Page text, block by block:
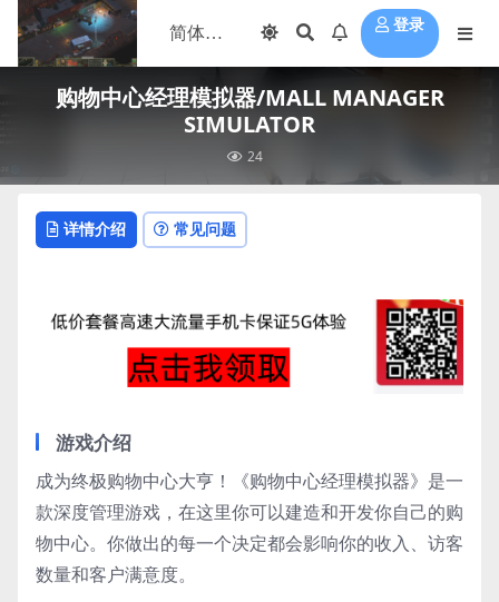
登录
购物中心经理模拟器/MALL MANAGER
SIMULATOR
24
详情介绍 常见问题
游戏介绍
成为终极购物中心大亨！《购物中心经理模拟器》是一
款深度管理游戏，在这里你可以建造和开发你自己的购
物中心。你做出的每一个决定都会影响你的收入、访客
数量和客户满意度。